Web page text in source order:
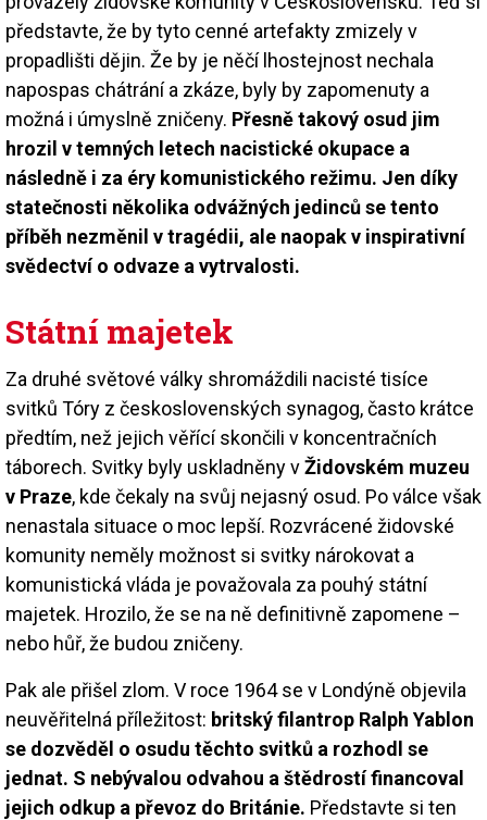
představte, že by tyto cenné artefakty zmizely v
propadlišti dějin. Že by je něčí lhostejnost nechala
napospas chátrání a zkáze, byly by zapomenuty a
možná i úmyslně zničeny. Přesně takový osud jim
hrozil v temných letech nacistické okupace a
následně i za éry komunistického režimu. Jen díky
statečnosti několika odvážných jedinců se tento
příběh nezměnil v tragédii, ale naopak v inspirativní
svědectví o odvaze a vytrvalosti.
Státní majetek
Za druhé světové války shromáždili nacisté tisíce
svitků Tóry z československých synagog, často krátce
předtím, než jejich věřící skončili v koncentračních
táborech. Svitky byly uskladněny vŽidovském muzeu
v Praze, kde čekaly na svůj nejasný osud. Po válce však
nenastala situace o moc lepší. Rozvrácené židovské
komunity neměly možnost si svitky nárokovat a
komunistická vláda je považovala za pouhý státní
majetek. Hrozilo, že se na ně definitivně zapomene –
nebo hůř, že budou zničeny.
Pak ale přišel zlom. V roce 1964 se v Londýně objevila
neuvěřitelná příležitost: britský filantrop Ralph Yablon
se dozvěděl o osudu těchto svitků a rozhodl se
jednat. S nebývalou odvahou a štědrostí financoval
jejich odkup a převoz do Británie. Představte si ten